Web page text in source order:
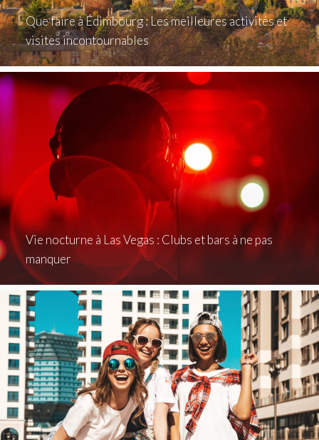
Que faire à Édimbourg : Les meilleures activités et
visites incontournables
Vie nocturne à Las Vegas : Clubs et bars à ne pas
manquer